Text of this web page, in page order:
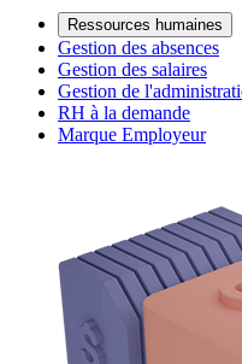
Ressources humaines
Gestion des absences
Gestion des salaires
Gestion de
RH à la demande
Marque Employeur